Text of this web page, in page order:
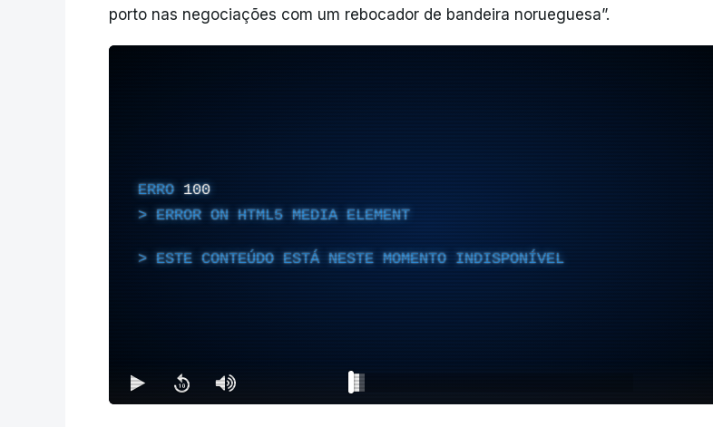
porto nas negociações com um rebocador de bandeira norueguesa”.
ERRO 100
ERROR ON HTML5 MEDIA ELEMENT
ESTE CONTEÚDO ESTÁ NESTE MOMENTO INDISPONÍVEL